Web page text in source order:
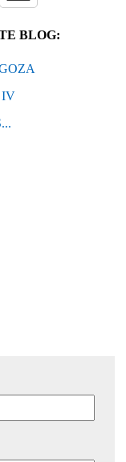
BLOG:
IV